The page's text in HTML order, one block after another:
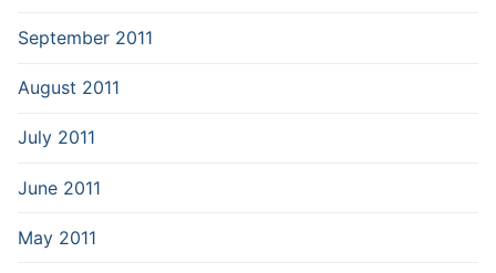
September 2011
August 2011
July 2011
June 2011
May 2011